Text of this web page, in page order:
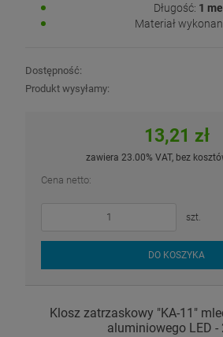
Długość: 1
Materiał
Dostępność:
Produkt wysyłamy:
13,21 zł
zawiera 23.00% VAT, bez
Cena netto:
szt.
DO KOSZYKA
Klosz zatrzaskowy "KA-11"
aluminiowego LED -